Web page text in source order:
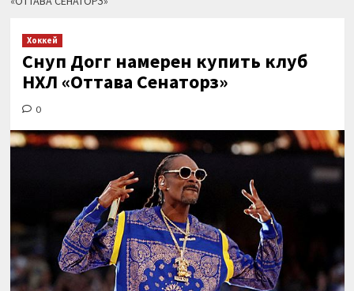
Хоккей
Снуп Догг намерен купить клуб
НХЛ «Оттава Сенаторз»
0